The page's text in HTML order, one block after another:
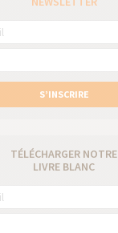
S’INSCRIRE
TÉLÉCHARGER NOTRE
LIVRE BLANC